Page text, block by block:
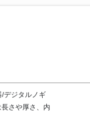
デジタルノギ
さや厚さ、内